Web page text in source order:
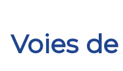
Voies